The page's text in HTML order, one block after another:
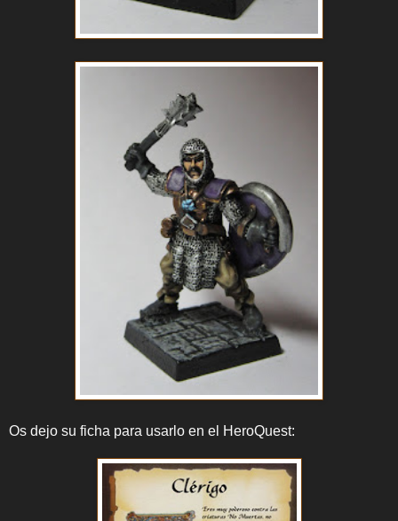
Os dejo su ficha para usarlo en el HeroQuest: